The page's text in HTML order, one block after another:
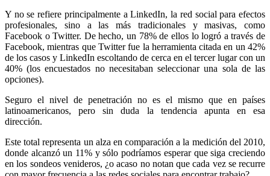
Y no se refiere principalmente a LinkedIn, la red social para efectos
profesionales, sino a las más tradicionales y masivas, como
Facebook o Twitter. De hecho, un 78% de ellos lo logró a través de
Facebook, mientras que Twitter fue la herramienta citada en un 42%
de los casos y LinkedIn escoltando de cerca en el tercer lugar con un
40% (los encuestados no necesitaban seleccionar una sola de las
opciones).
Seguro el nivel de penetración no es el mismo que en países
latinoamericanos, pero sin duda la tendencia apunta en esa
dirección.
Este total representa un alza en comparación a la medición del 2010,
donde alcanzó un 11% y sólo podríamos esperar que siga creciendo
en los sondeos venideros, ¿o acaso no notan que cada vez se recurre